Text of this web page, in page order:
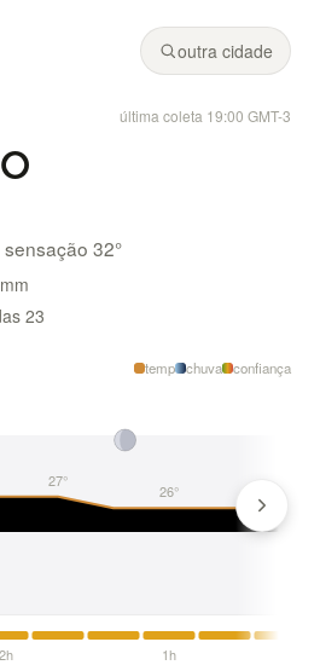
nublado, mínima de 26° e
outra cidade
última coleta 19:00 GMT-3
sensação 32°
mm
23
temp chuva confiança
27°
26°
1h